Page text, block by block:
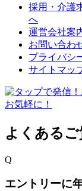
採用・介護
へ
運営会社案
お問い合わ
プライバシ
サイトマッ
よくあるご
Q
エントリーに